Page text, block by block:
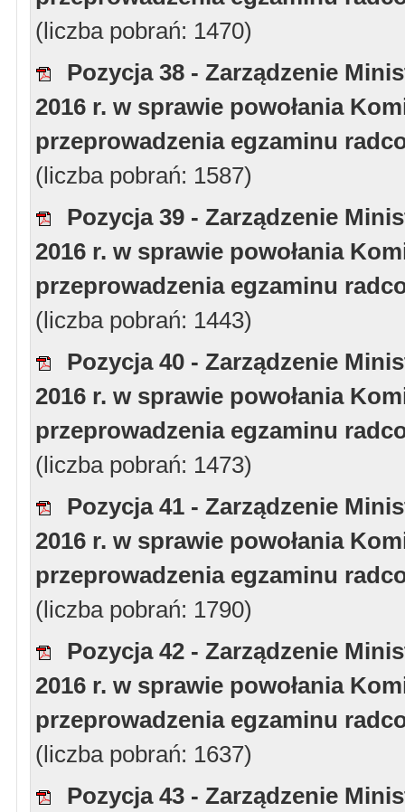
(liczba pobrań: 1470)
Pozycja 38 - Zarządzenie
2016 r. w sprawie powołania
przeprowadzenia egzaminu
(liczba pobrań: 1587)
Pozycja 39 - Zarządzenie
2016 r. w sprawie powołania
przeprowadzenia egzaminu
(liczba pobrań: 1443)
Pozycja 40 - Zarządzenie
2016 r. w sprawie powołania
przeprowadzenia egzaminu
(liczba pobrań: 1473)
Pozycja 41 - Zarządzenie
2016 r. w sprawie powołania
przeprowadzenia egzaminu
(liczba pobrań: 1790)
Pozycja 42 - Zarządzenie
2016 r. w sprawie powołania
przeprowadzenia egzaminu
(liczba pobrań: 1637)
Pozycja 43 - Zarządzenie